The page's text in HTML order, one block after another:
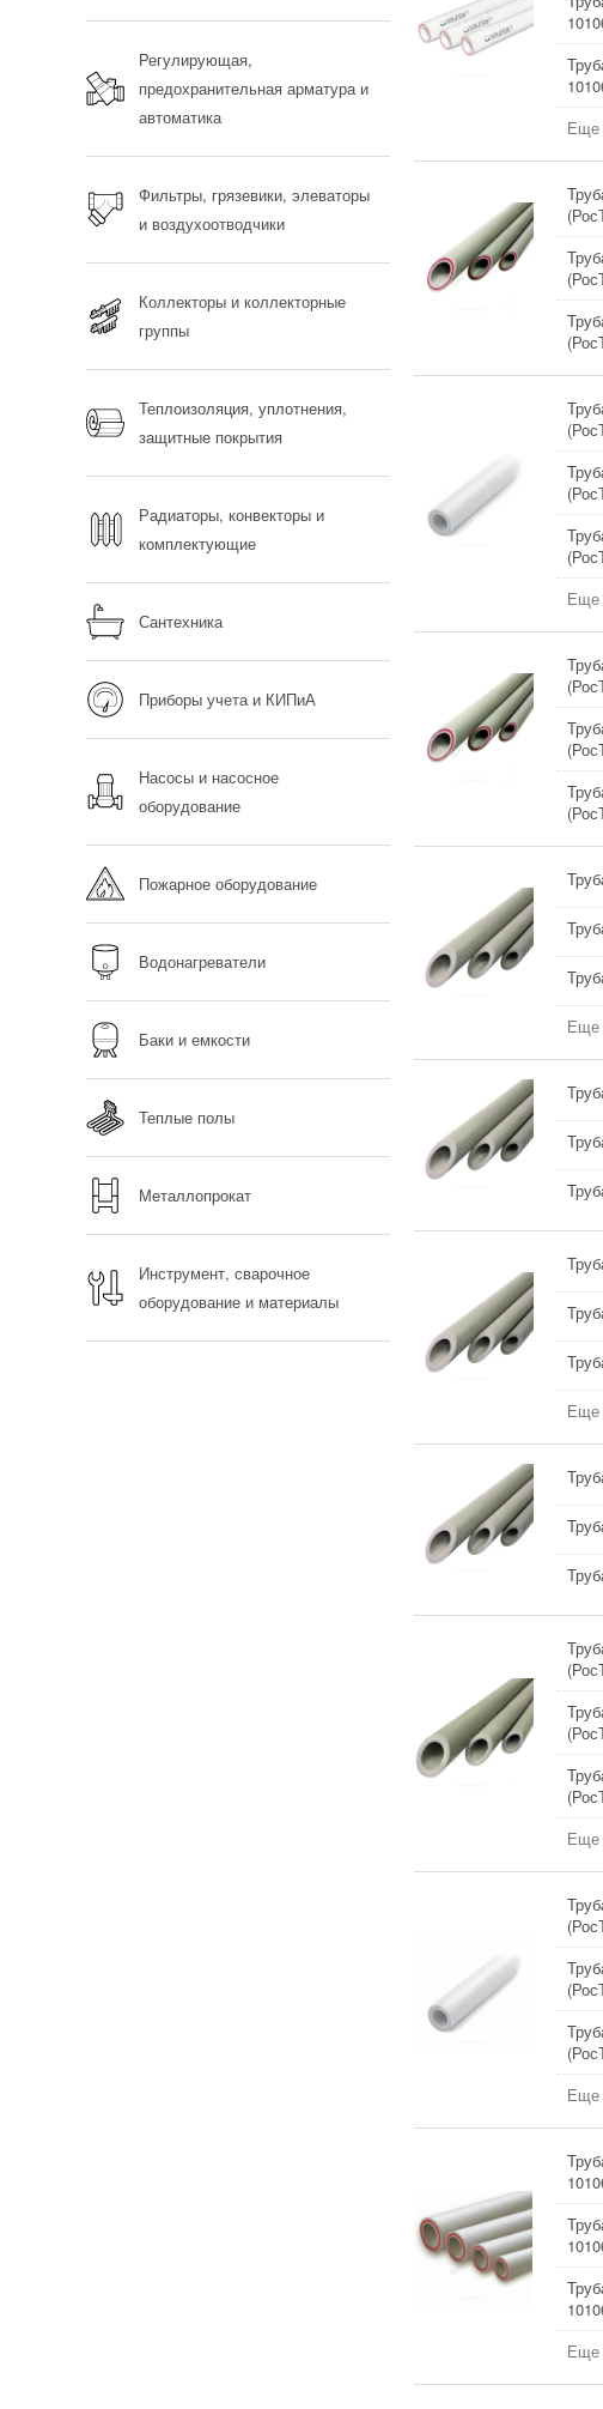
Регулирующая,
предохранительная арматура и
автоматика
Фильтры, грязевики, элеваторы
и воздухоотводчики
Коллекторы и коллекторные
группы
Теплоизоляция, уплотнения,
защитные покрытия
Радиаторы, конвекторы и
комплектующие
Сантехника
Приборы учета и КИПиА
Насосы и насосное
оборудование
Пожарное оборудование
Водонагреватели
Баки и емкости
Теплые полы
Металлопрокат
Инструмент, сварочное
оборудование и материалы
Еще
Еще
Еще
Еще
Еще
Еще
Еще